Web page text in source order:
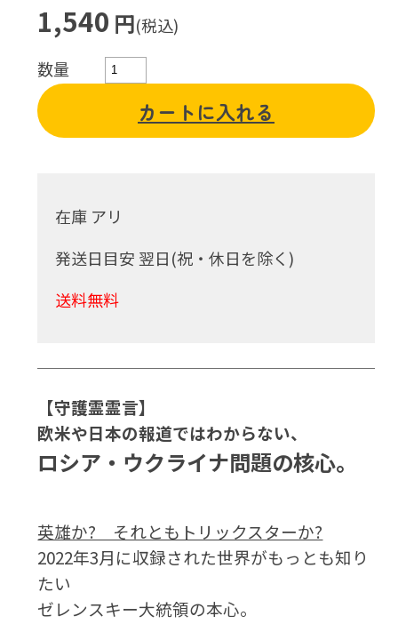
1,540 円(税込)
数量
カートに入れる
在庫 アリ
発送日目安 翌日(祝・休日を除く)
送料無料
【守護霊霊言】
欧米や日本の報道ではわからない、
ロシア・ウクライナ問題の核心。
英雄か? それともトリックスターか?
2022年3月に収録された世界がもっとも知り
たい
ゼレンスキー大統領の本心。